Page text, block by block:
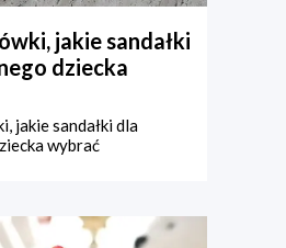
jakie sandałki
dziecka
jakie sandałki dla
wybrać